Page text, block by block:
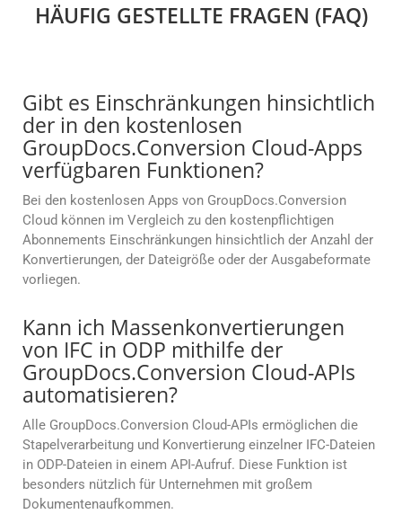
HÄUFIG GESTELLTE FRAGEN (FAQ)
Gibt es Einschränkungen hinsichtlich
der in den kostenlosen
GroupDocs.Conversion Cloud-Apps
verfügbaren Funktionen?
Bei den kostenlosen Apps von GroupDocs.Conversion
Cloud können im Vergleich zu den kostenpflichtigen
Abonnements Einschränkungen hinsichtlich der Anzahl der
Konvertierungen, der Dateigröße oder der Ausgabeformate
vorliegen.
Kann ich Massenkonvertierungen
von IFC in ODP mithilfe der
GroupDocs.Conversion Cloud-APIs
automatisieren?
Alle GroupDocs.Conversion Cloud-APIs ermöglichen die
Stapelverarbeitung und Konvertierung einzelner IFC-Dateien
in ODP-Dateien in einem API-Aufruf. Diese Funktion ist
besonders nützlich für Unternehmen mit großem
Dokumentenaufkommen.